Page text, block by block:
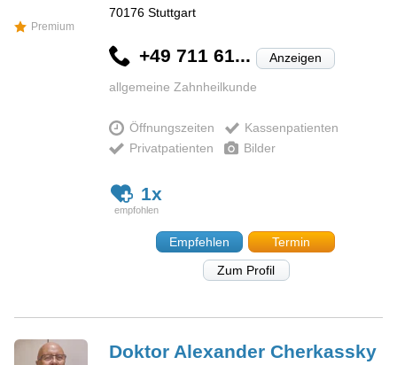
Premium
70176 Stuttgart
+49 711 61... Anzeigen
allgemeine Zahnheilkunde
Öffnungszeiten
Kassenpatienten
Privatpatienten
Bilder
1x
Empfehlen
Termin
Zum Profil
Doktor AlexanderCherkassky